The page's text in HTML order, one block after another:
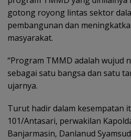
gotong royong lintas sektor
pembangunan dan
masyarakat.
“Program TMMD adalah wujud
sebagai satu bangsa dan satu
ujarnya.
Turut hadir dalam kesempatan
101/Antasari, perwakilan
Banjarmasin, Danlanud